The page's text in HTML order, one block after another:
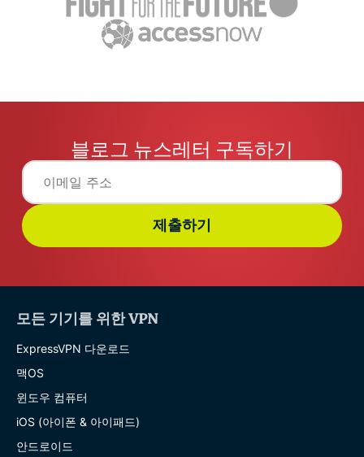
블로그 뉴스레터 구독하기
제출하기
모든 기기를 위한 VPN
ExpressVPN 다운로드
맥OS
윈도우 컴퓨터
iOS (아이폰 & 아이패드)
안드로이드